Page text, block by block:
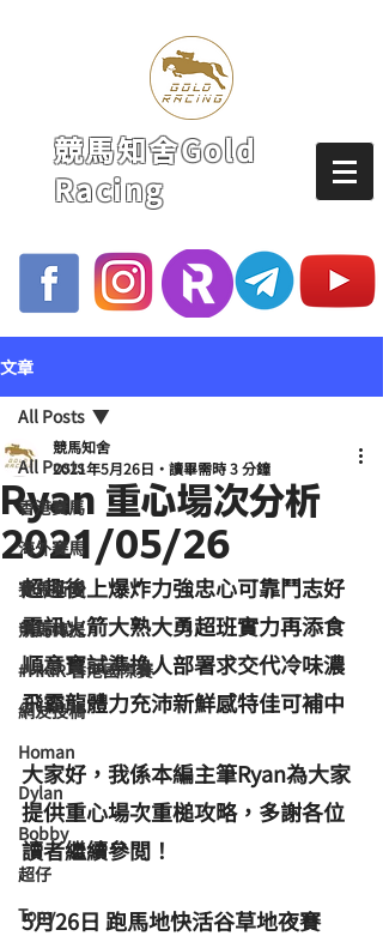
競馬知舍Gold
Racing
文章
All Posts
香港賽馬
海外賽馬
賽馬新聞
競馬磚提
#HKIR 香港國際賽
網友投稿
Homan
Dylan
Bobby
超仔
Tony
All Posts
Ryan 重心場次分析
2021/05/26
競馬知舍
2021年5月26日
讀畢需時 3 分鐘
超趣後上爆炸力強忠心可靠鬥志好
電訊火箭大熟大勇超班實力再添食
順意寶試準換人部署求交代冷味濃
飛霸龍體力充沛新鮮感特佳可補中
大家好，我係本編主筆Ryan為大家
提供重心場次重槌攻略，多謝各位
讀者繼續參閲！
5月26日 跑馬地快活谷草地夜賽